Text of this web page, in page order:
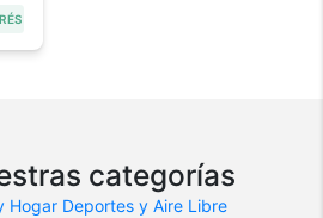
categorías
Hogar Deportes y Aire Libre